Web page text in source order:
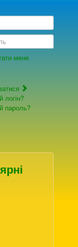
мене
логін?
пароль?